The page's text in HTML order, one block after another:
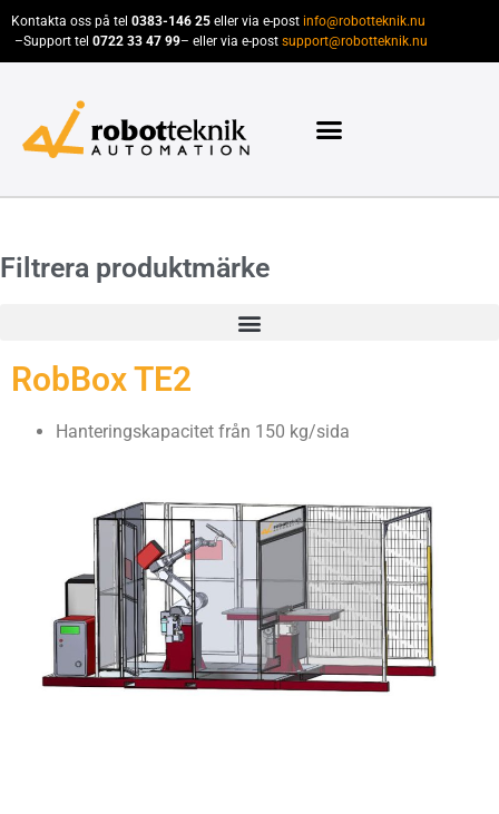
Kontakta oss på tel 0383-146 25 eller via e-post info@robotteknik.nu
–Support tel 0722 33 47 99– eller via e-post support@robotteknik.nu
Filtrera produktmärke
RobBox TE2
Hanteringskapacitet från 150 kg/sida